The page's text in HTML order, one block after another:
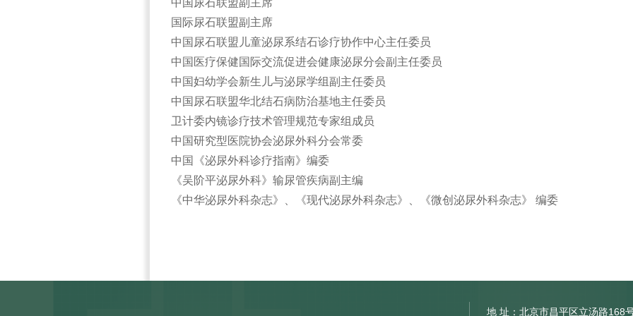
国际尿石联盟副主席
中国尿石联盟儿童泌尿系结石诊疗协作中心主任委员
中国医疗保健国际交流促进会健康泌尿分会副主任委员
中国妇幼学会新生儿与泌尿学组副主任委员
中国尿石联盟华北结石病防治基地主任委员
卫计委内镜诊疗技术管理规范专家组成员
中国研究型医院协会泌尿外科分会常委
中国《泌尿外科诊疗指南》编委
《吴阶平泌尿外科》输尿管疾病副主编
《中华泌尿外科杂志》、《现代泌尿外科杂志》、《微创泌尿外科杂志》 编委
地 址：北京市昌平区立汤路168